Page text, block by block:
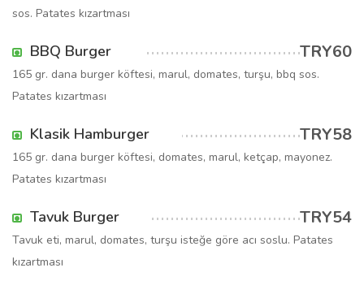
sos. Patates kızartması
BBQ Burger TRY60
165 gr. dana burger köftesi, marul, domates, turşu, bbq sos.
Patates kızartması
Klasik Hamburger TRY58
165 gr. dana burger köftesi, domates, marul, ketçap, mayonez.
Patates kızartması
Tavuk Burger TRY54
Tavuk eti, marul, domates, turşu isteğe göre acı soslu. Patates
kızartması